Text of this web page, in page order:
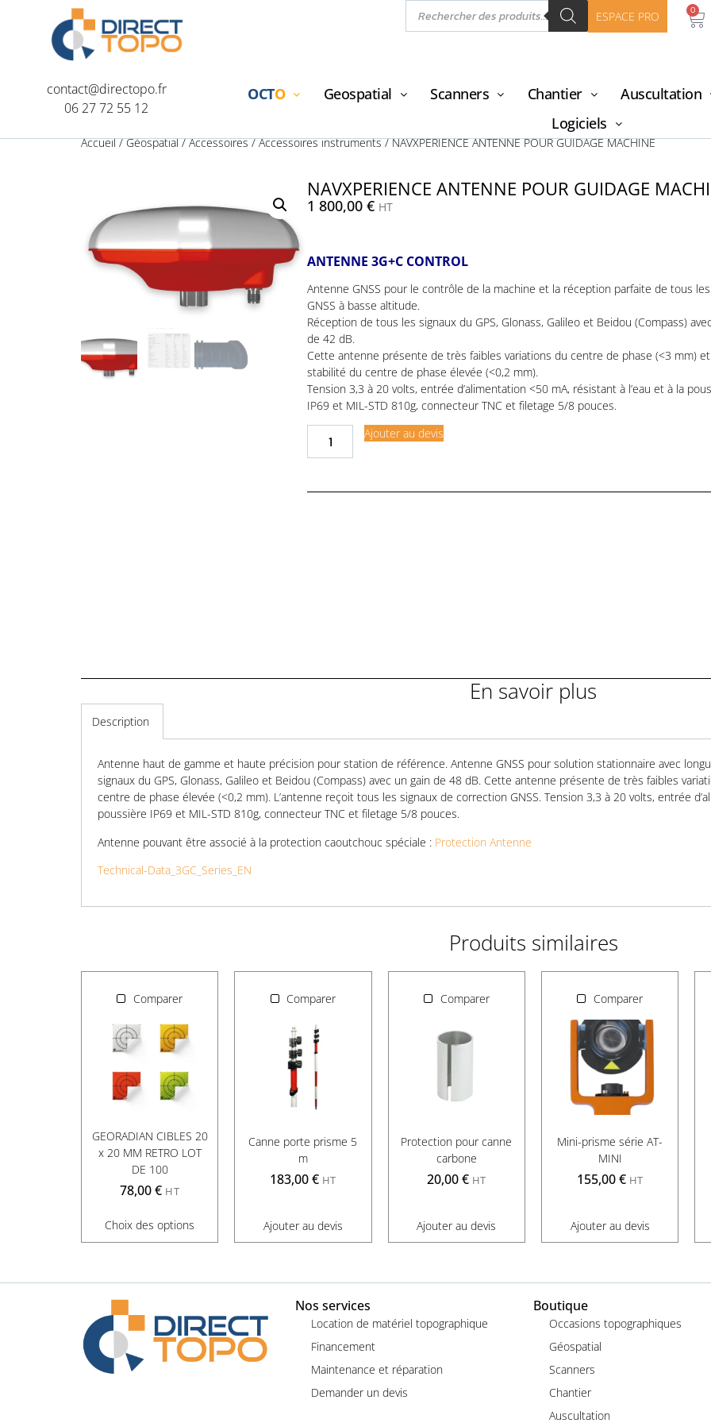
ESPACE PRO 0
contact@directopo.fr
06 27 72 55 12
OCTO Geospatial Scanners Chantier Auscultation
Logiciels
Accueil/Géospatial/Accessoires/Accessoires instruments/ NAVXPERIENCE ANTENNE POUR GUIDAGE MACHINE
NAVXPERIENCE ANTENNE POUR GUIDAGE
1 800,00 € HT
ANTENNE 3G+C CONTROL
Antenne GNSS pour le contrôle de la machine et la réception parfaite de tous
GNSS à basse altitude.
Réception de tous les signaux du GPS, Glonass, Galileo et Beidou (Compass)
de 42 dB.
Cette antenne présente de très faibles variations du centre de phase (<3 mm)
stabilité du centre de phase élevée (<0,2 mm).
Tension 3,3 à 20 volts, entrée d’alimentation <50 mA, résistant à l’eau et à la
IP69 et MIL-STD 810g, connecteur TNC et filetage 5/8 pouces.
Ajouter au devis
En savoir plus
Description
Antenne haut de gamme et haute précision pour station de référence. Antenne GNSS pour solution stationnaire avec
signaux du GPS, Glonass, Galileo et Beidou (Compass) avec un gain de 48 dB. Cette antenne présente de très faibles
centre de phase élevée (<0,2 mm). L’antenne reçoit tous les signaux de correction GNSS. Tension 3,3 à 20 volts, entrée
poussière IP69 et MIL-STD 810g, connecteur TNC et filetage 5/8 pouces.
Antenne pouvant être associé à la protection caoutchouc spéciale : Protection Antenne
Technical-Data_3GC_Series_EN
Produits similaires
Comparer
GEORADIAN CIBLES 20
x 20 MM RETRO LOT
DE 100
78,00€ HT
Choix des options
Comparer
Canne porte prisme 5
m
183,00€ HT
Ajouter au devis
Comparer
Protection pour canne
carbone
20,00€ HT
Ajouter au devis
Comparer
Mini-prisme série AT-
MINI
155,00€ HT
Ajouter au devis
Nos services
Location de matériel topographique
Financement
Maintenance et réparation
Demander un devis
Boutique
Occasions topographiques
Géospatial
Scanners
Chantier
Auscultation